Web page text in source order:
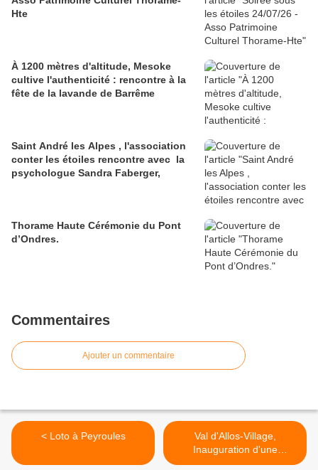
Hte
À 1200 mètres d'altitude, Mesoke
cultive l'authenticité : rencontre à la
fête de la lavande de Barrême
Saint André les Alpes , l'association
conter les étoiles rencontre avec la
psychologue Sandra Faberger,
Thorame Haute Cérémonie du Pont
d’Ondres.
Commentaires
Ajouter un commentaire
< Loto à Peyroules
Val d'Allos-Village,
Inauguration d'une
structure d'accueil. >